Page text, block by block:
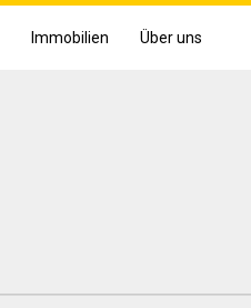
Immobilien Über uns